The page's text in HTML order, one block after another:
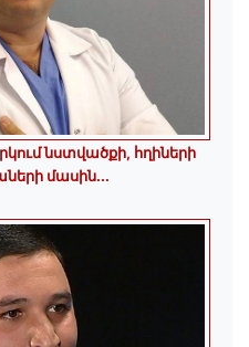
նստվածքի, հղիների
մասին․․․